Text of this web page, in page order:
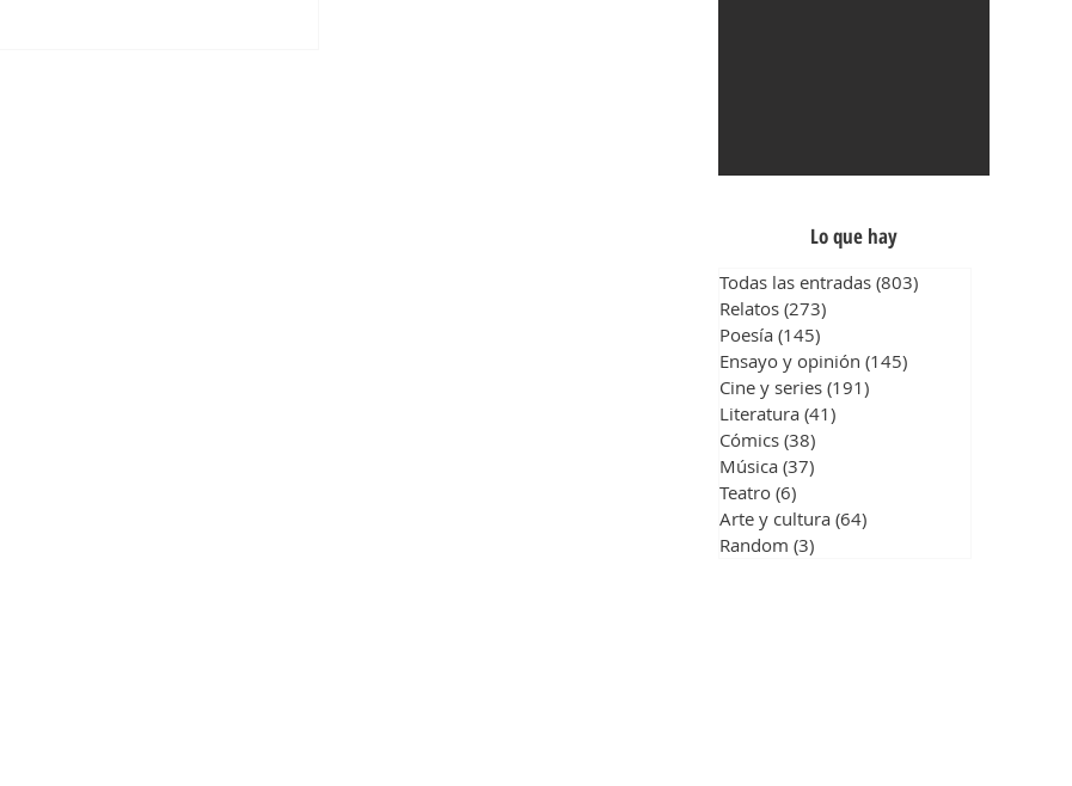
Lo que hay
Todas las entradas (803)
Relatos (273)
Poesía (145)
Ensayo y opinión (145)
Cine y series (191)
Literatura (41)
Cómics (38)
Música (37)
Teatro (6)
Arte y cultura (64)
Random (3)